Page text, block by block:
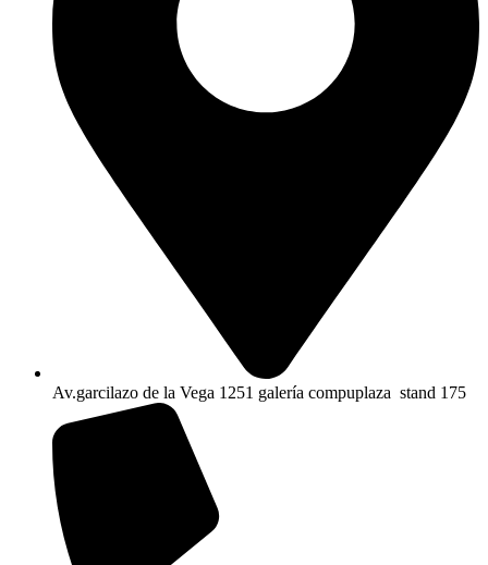
Av.garcilazo de la Vega 1251 galería compuplaza stand 175